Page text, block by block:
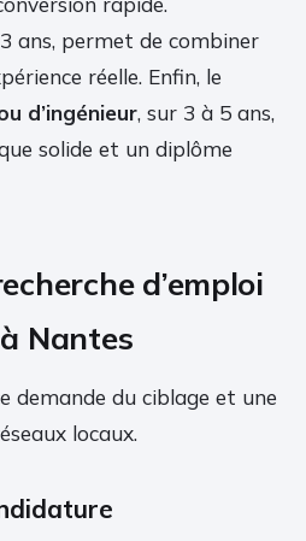
ans, permet de combiner
réelle. Enfin, le
d’ingénieur, sur 3 à 5 ans,
solide et un diplôme
d’emploi
Nantes
demande du ciblage et une
locaux.